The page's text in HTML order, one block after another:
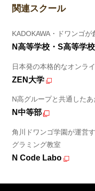
関連スクール
KADOKAWA・ドワンゴ
N高等学校・S高等学
日本発の本格的なオンラ
ZEN大学
N高グループと共通した
N中等部
角川ドワンゴ学園が運営
グラミング教室
N Code Labo